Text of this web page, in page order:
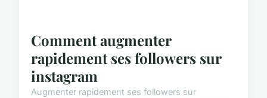
Comment augmenter
rapidement ses followers sur
instagram
Augmenter rapidement ses followers sur